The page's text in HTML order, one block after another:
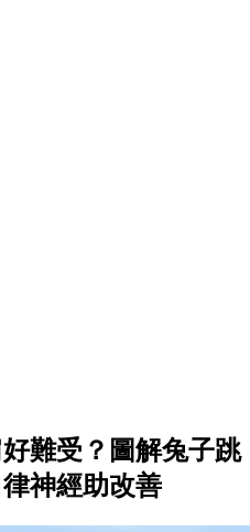
難受？圖解兔子跳
神經助改善